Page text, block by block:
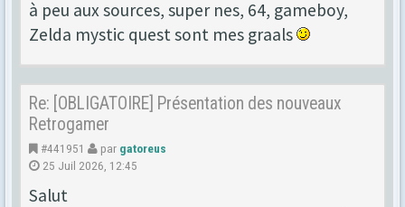
à peu aux sources, super nes, 64, gameboy,
Zelda mystic quest sont mes graals
Re: [OBLIGATOIRE] Présentation des nouveaux
Retrogamer
#441951 par gatoreus
25 Juil 2026, 12:45
Salut